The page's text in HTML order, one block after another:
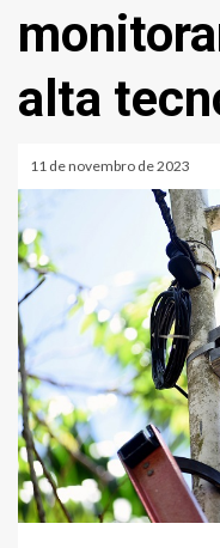
alta
11 de novembro de 2023